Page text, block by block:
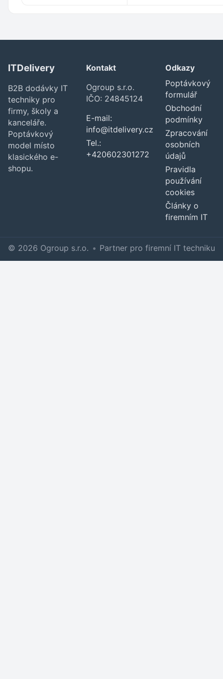
ITDelivery
B2B dodávky IT
techniky pro
firmy, školy a
kanceláře.
Poptávkový
model místo
klasického e-
shopu.
Kontakt
Ogroup s.r.o.
IČO: 24845124
E-mail:
info@itdelivery.cz
Tel.:
+420602301272
Odkazy
Poptávkový
formulář
Obchodní
podmínky
Zpracování
osobních
údajů
Pravidla
používání
cookies
Články o
firemním IT
© 2026 Ogroup s.r.o. • Partner pro firemní IT techniku